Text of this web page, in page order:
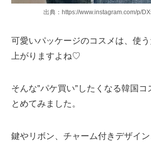
出典：https://www.instagram.com/p/
可愛いパッケージのコスメは、使
上がりますよね♡
そんな”パケ買い”したくなる韓国コ
とめてみました。
鍵やリボン、チャーム付きデザイ